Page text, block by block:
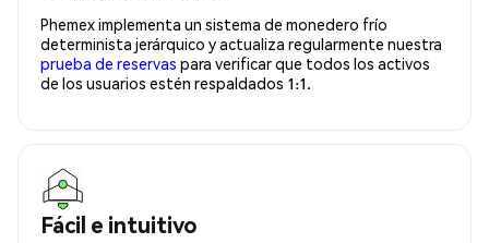
Phemex implementa un sistema de monedero frío
determinista jerárquico y actualiza regularmente nuestra
prueba de reservas para verificar que todos los activos
de los usuarios estén respaldados 1:1.
Fácil e intuitivo